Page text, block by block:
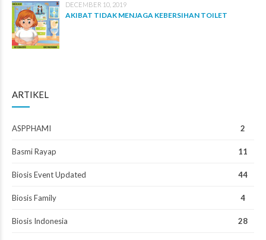
DECEMBER 10, 2019
AKIBAT TIDAK MENJAGA KEBERSIHAN TOILET
ARTIKEL
ASPPHAMI 2
Basmi Rayap 11
Biosis Event Updated 44
Biosis Family 4
Biosis Indonesia 28